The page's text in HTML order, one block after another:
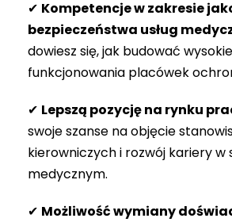
✔ Kompetencje w zakresie
bezpieczeństwa usług
dowiesz się, jak budować
funkcjonowania placówek
✔ Lepszą pozycję na rynku
swoje szanse na objęcie
kierowniczych i rozwój kariery w
medycznym.
✔ Możliwość wymiany